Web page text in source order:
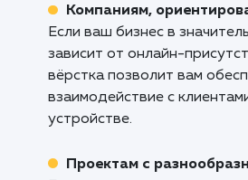
посетителей.
онлайн-